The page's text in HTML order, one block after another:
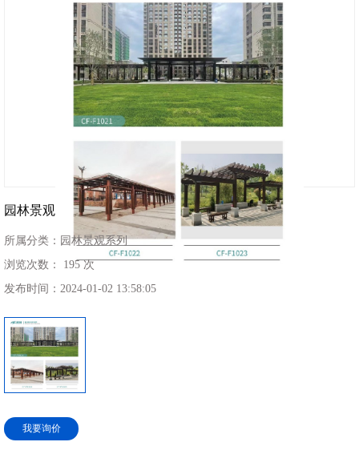
园林景观
所属分类： 园林景观系列
浏览次数：
195 次
发布时间： 2024-01-02 13:58:05
我要询价